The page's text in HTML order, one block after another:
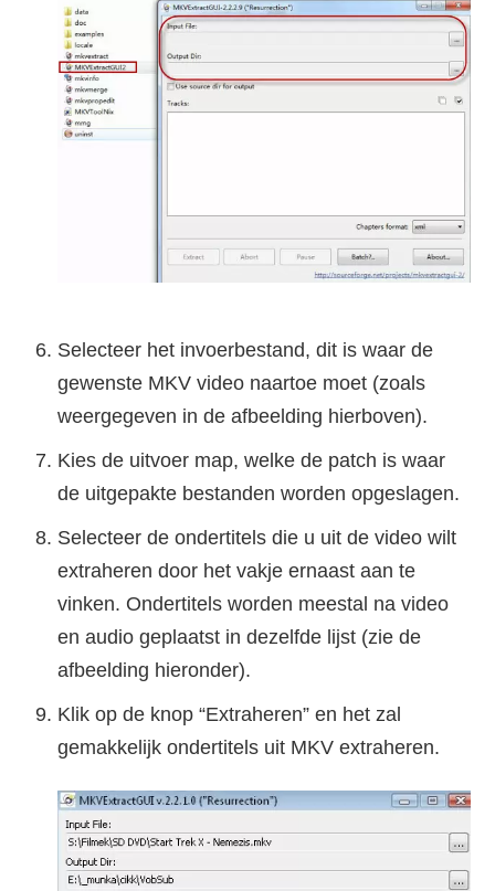
Selecteer het invoerbestand, dit is waar de
gewenste MKV video naartoe moet (zoals
weergegeven in de afbeelding hierboven).
Kies de uitvoer map, welke de patch is waar
de uitgepakte bestanden worden opgeslagen.
Selecteer de ondertitels die u uit de video wilt
extraheren door het vakje ernaast aan te
vinken. Ondertitels worden meestal na video
en audio geplaatst in dezelfde lijst (zie de
afbeelding hieronder).
Klik op de knop “Extraheren” en het zal
gemakkelijk ondertitels uit MKV extraheren.